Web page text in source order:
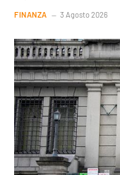
FINANZA 3 Agosto 2026